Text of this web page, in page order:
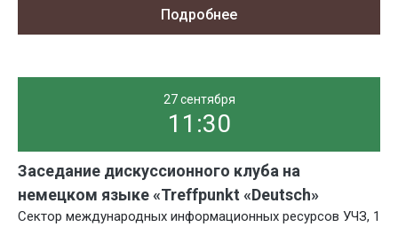
Подробнее
27 сентября
11:30
Заседание дискуссионного клуба на
немецком языке «Treffpunkt «Deutsch»
Сектор международных информационных ресурсов УЧЗ, 1